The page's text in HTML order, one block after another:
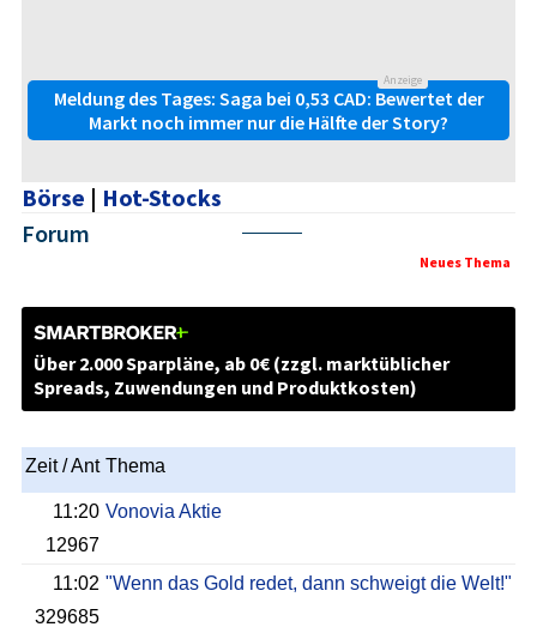
Anzeige
Meldung des Tages: Saga bei 0,53 CAD: Bewertet der
Markt noch immer nur die Hälfte der Story?
Börse | Hot-Stocks
Forum
Neues Thema
Über 2.000 Sparpläne, ab 0€ (zzgl. marktüblicher
Spreads, Zuwendungen und Produktkosten)
Zeit / Ant Thema
11:20
12967
Vonovia Aktie
11:02
329685
"Wenn das Gold redet, dann schweigt die Welt!"